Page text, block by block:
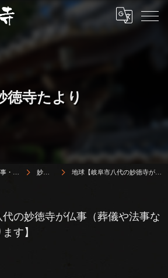
徳寺たより
妙徳寺たより 地球【岐阜市八代の妙徳寺が仏事（葬儀や法事など）の相談承ります】
の妙徳寺が仏事（葬儀や法事な
す】